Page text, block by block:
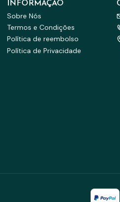
INFORMAÇÃO
Sobre Nós
Termos e Condições
Política de reembolso
Política de Privacidade